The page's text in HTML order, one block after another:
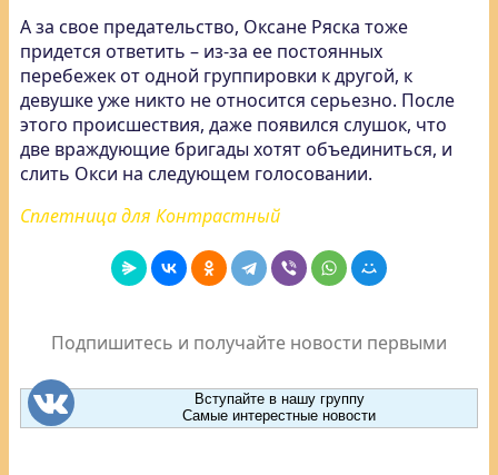
А за свое предательство, Оксане Ряска тоже
придется ответить – из-за ее постоянных
перебежек от одной группировки к другой, к
девушке уже никто не относится серьезно. После
этого происшествия, даже появился слушок, что
две враждующие бригады хотят объединиться, и
слить Окси на следующем голосовании.
Сплетница для Контрастный
Подпишитесь и получайте новости первыми
Вступайте в нашу группу
Самые интерестные новости